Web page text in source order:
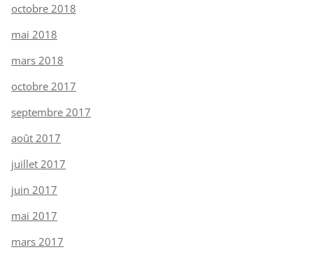
octobre 2018
mai 2018
mars 2018
octobre 2017
septembre 2017
août 2017
juillet 2017
juin 2017
mai 2017
mars 2017